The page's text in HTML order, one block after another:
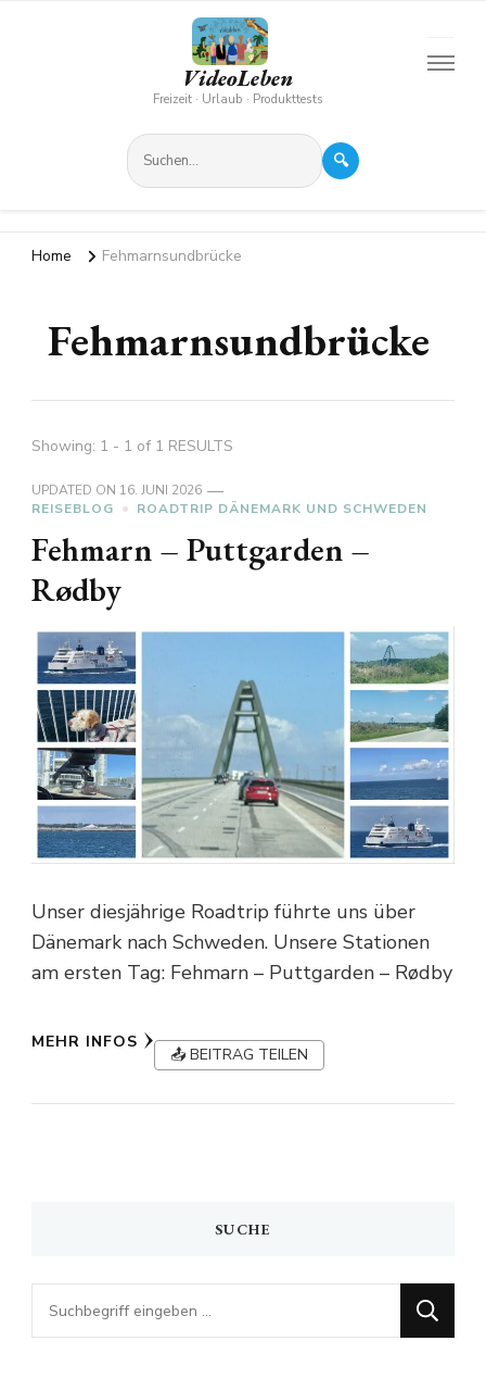
VideoLeben
Freizeit · Urlaub · Produkttests
🔍
Home Fehmarnsundbrücke
Fehmarnsundbrücke
Showing: 1 - 1 of 1 RESULTS
UPDATED ON 16. JUNI 2026
REISEBLOG
ROADTRIP DÄNEMARK UND SCHWEDEN
Fehmarn – Puttgarden –
Rødby
Unser diesjährige Roadtrip führte uns über
Dänemark nach Schweden. Unsere Stationen
am ersten Tag: Fehmarn – Puttgarden – Rødby
MEHR INFOS
📤 BEITRAG TEILEN
SUCHE
Looking
for